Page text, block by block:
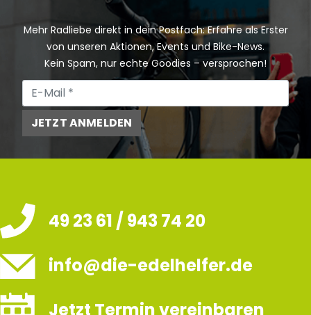
Mehr Radliebe direkt in dein Postfach: Erfahre als Erster
von unseren Aktionen, Events und Bike-News.
Kein Spam, nur echte Goodies – versprochen!
JETZT ANMELDEN
49 23 61 / 943 74 20
info@die-edelhelfer.de
Jetzt Termin vereinbaren